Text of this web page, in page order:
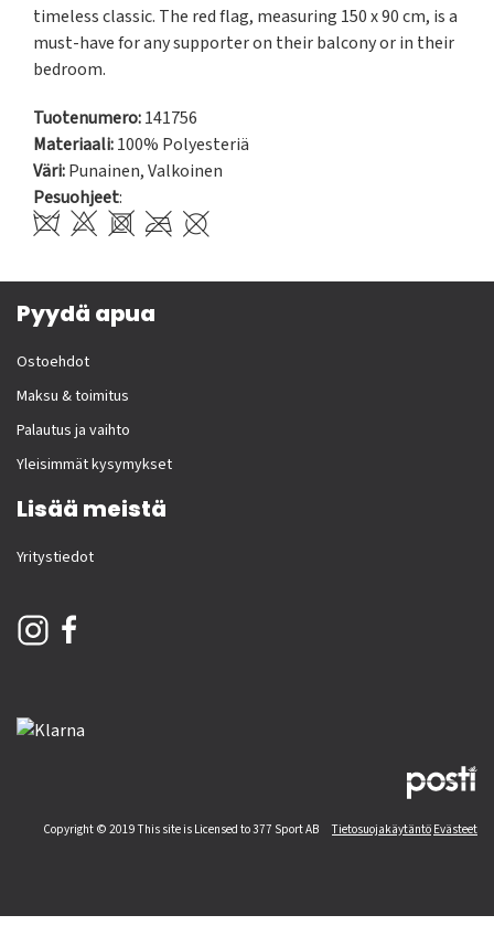
timeless classic. The red flag, measuring 150 x 90 cm, is a
must-have for any supporter on their balcony or in their
Tuotenumero:141756
Materiaali:100% Polyesteriä
Väri:Punainen,Valkoinen
Pesuohjeet:
Pyydä apua
Ostoehdot
Maksu & toimitus
Palautus ja vaihto
Yleisimmät kysymykset
Lisää meistä
Yritystiedot
Copyright © 2019 This site is Licensed to 377 Sport AB Tietosuojakäytäntö Evästeet